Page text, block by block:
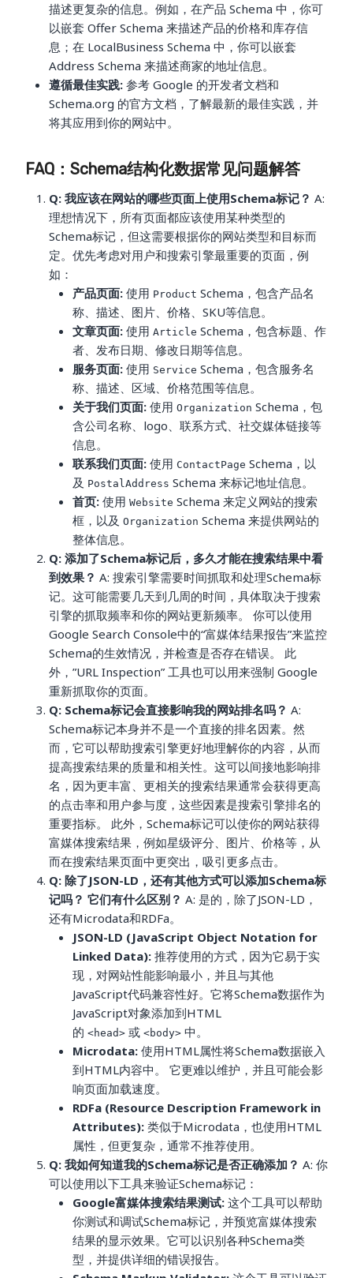
描述更复杂的信息。例如，在产品 Schema 中，你可
以嵌套 Offer Schema 来描述产品的价格和库存信
息；在 LocalBusiness Schema 中，你可以嵌套
Address Schema 来描述商家的地址信息。
遵循最佳实践: 参考 Google 的开发者文档和
Schema.org 的官方文档，了解最新的最佳实践，并
将其应用到你的网站中。
FAQ：Schema结构化数据常见问题解答
Q: 我应该在网站的哪些页面上使用Schema标记？ A:
理想情况下，所有页面都应该使用某种类型的
Schema标记，但这需要根据你的网站类型和目标而
定。优先考虑对用户和搜索引擎最重要的页面，例
如：
产品页面: 使用 Product Schema，包含产品名
称、描述、图片、价格、SKU等信息。
文章页面: 使用 Article Schema，包含标题、作
者、发布日期、修改日期等信息。
服务页面: 使用 Service Schema，包含服务名
称、描述、区域、价格范围等信息。
关于我们页面: 使用 Organization Schema，包
含公司名称、logo、联系方式、社交媒体链接等
信息。
联系我们页面: 使用 ContactPage Schema，以
及 PostalAddress Schema 来标记地址信息。
首页: 使用 Website Schema 来定义网站的搜索
框，以及 Organization Schema 来提供网站的
整体信息。
Q: 添加了Schema标记后，多久才能在搜索结果中看
到效果？ A: 搜索引擎需要时间抓取和处理Schema标
记。这可能需要几天到几周的时间，具体取决于搜索
引擎的抓取频率和你的网站更新频率。 你可以使用
Google Search Console中的“富媒体结果报告”来监控
Schema的生效情况，并检查是否存在错误。 此
外，”URL Inspection” 工具也可以用来强制 Google
重新抓取你的页面。
Q: Schema标记会直接影响我的网站排名吗？ A:
Schema标记本身并不是一个直接的排名因素。然
而，它可以帮助搜索引擎更好地理解你的内容，从而
提高搜索结果的质量和相关性。这可以间接地影响排
名，因为更丰富、更相关的搜索结果通常会获得更高
的点击率和用户参与度，这些因素是搜索引擎排名的
重要指标。 此外，Schema标记可以使你的网站获得
富媒体搜索结果，例如星级评分、图片、价格等，从
而在搜索结果页面中更突出，吸引更多点击。
Q: 除了JSON-LD，还有其他方式可以添加Schema标
记吗？ 它们有什么区别？ A: 是的，除了JSON-LD，
还有Microdata和RDFa。
JSON-LD (JavaScript Object Notation for
Linked Data): 推荐使用的方式，因为它易于实
现，对网站性能影响最小，并且与其他
JavaScript代码兼容性好。它将Schema数据作为
JavaScript对象添加到HTML
的 <head> 或 <body> 中。
Microdata: 使用HTML属性将Schema数据嵌入
到HTML内容中。 它更难以维护，并且可能会影
响页面加载速度。
RDFa (Resource Description Framework in
Attributes): 类似于Microdata，也使用HTML
属性，但更复杂，通常不推荐使用。
Q: 我如何知道我的Schema标记是否正确添加？ A: 你
可以使用以下工具来验证Schema标记：
Google富媒体搜索结果测试: 这个工具可以帮助
你测试和调试Schema标记，并预览富媒体搜索
结果的显示效果。它可以识别各种Schema类
型，并提供详细的错误报告。